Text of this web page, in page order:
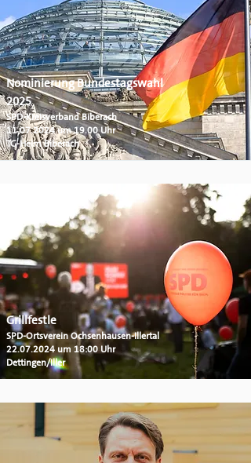
Nominierung Bundestagswahl
2025
SPD-Kreisverband Biberach
11.07.2024um 19.00 Uhr
TG-Heim Biberach
Grillfestle
SPD-Ortsverein Ochsenhausen-Illertal
22.07.2024 um 18:00 Uhr
Dettingen/Iller